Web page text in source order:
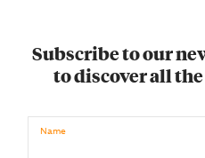
Subscribe to our
to discover all
Name